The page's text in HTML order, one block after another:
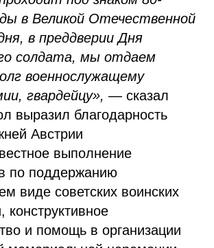
в Великой Отечественной
в преддверии Дня
солдата, мы отдаем
военнослужащему
гвардейцу», — сказал
выразил благодарность
Австрии
выполнение
по поддержанию
виде советских воинских
конструктивное
и помощь в организации